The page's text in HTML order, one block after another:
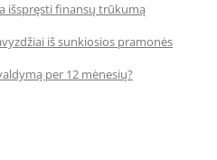
išspręsti finansų trūkumą
iš sunkiosios pramonės
per 12 mėnesių?